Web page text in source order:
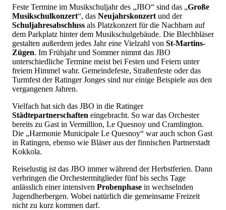
Feste Termine im Musikschuljahr des „JBO“ sind das „Große
Musikschulkonzert“, das Neujahrskonzert und der
Schuljahresabschluss als Platzkonzert für die Nachbarn auf
dem Parkplatz hinter dem Musikschulgebäude. Die Blechbläser
gestalten außerdem jedes Jahr eine Vielzahl von St-Martins-
Zügen. Im Frühjahr und Sommer nimmt das JBO
unterschiedliche Termine meist bei Festen und Feiern unter
freiem Himmel wahr. Gemeindefeste, Straßenfeste oder das
Turmfest der Ratinger Jonges sind nur einige Beispiele aus den
vergangenen Jahren.
Vielfach hat sich das JBO in die Ratinger
Städtepartnerschaften eingebracht. So war das Orchester
bereits zu Gast in Vermillion, Le Quesnoy und Cramlington.
Die „Harmonie Municipale Le Quesnoy“ war auch schon Gast
in Ratingen, ebenso wie Bläser aus der finnischen Partnerstadt
Kokkola.
Reiselustig ist das JBO immer während der Herbstferien. Dann
verbringen die Orchestermitglieder fünf bis sechs Tage
anlässlich einer intensiven Probenphase in wechselnden
Jugendherbergen. Wobei natürlich die gemeinsame Freizeit
nicht zu kurz kommen darf.